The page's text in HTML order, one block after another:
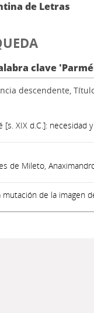
de Letras
clave
descendente,
[s. XIX d.C.]: necesidad
de Mileto,
mutación de la imagen